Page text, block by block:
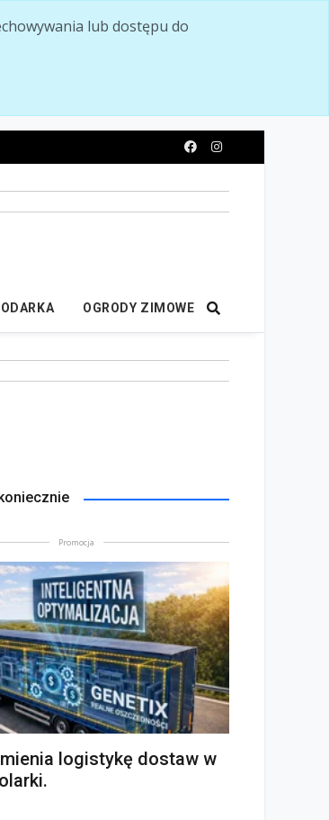
lub dostępu do
OGRODY ZIMOWE
Promocja
logistykę dostaw w